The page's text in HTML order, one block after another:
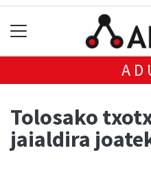
Tolosako
jaialdira